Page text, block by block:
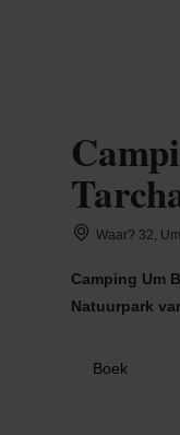
Waar? 32,
Camping Um
Natuurpark
Boek